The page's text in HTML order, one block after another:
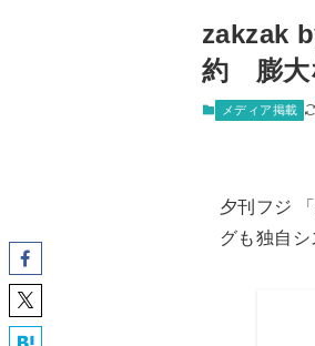
zakzak
約 膨大
メディア掲載
夕刊フジ
グも独自